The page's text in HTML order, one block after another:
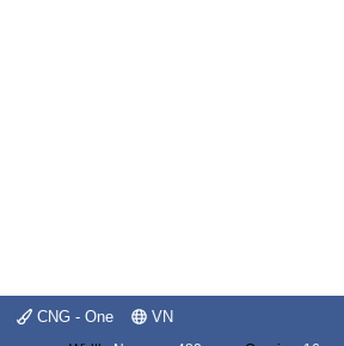
CNG - One VN